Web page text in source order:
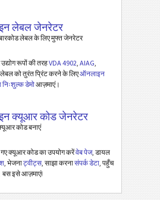
लेबल जेनरेटर
लेबल के लिए मुफ्त जेनरेटर
रूपों की तरहVDA 4902 AIAG
को तुरंत प्रिंट करने के लिएऑनलाइन
डेमोआज़माएं।
क्यूआर कोड जेनरेटर
कोड बनाएं
गए क्यूआर कोड का उपयोग करेंवेब पेज, डायल
, भेजनाट्वीट्स , साझा करनासंपर्क डेटा , पहुँच
बस इसे आज़माएं!